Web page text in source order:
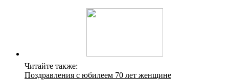
Читайте также:
Поздравления с юбилеем 70 лет женщине